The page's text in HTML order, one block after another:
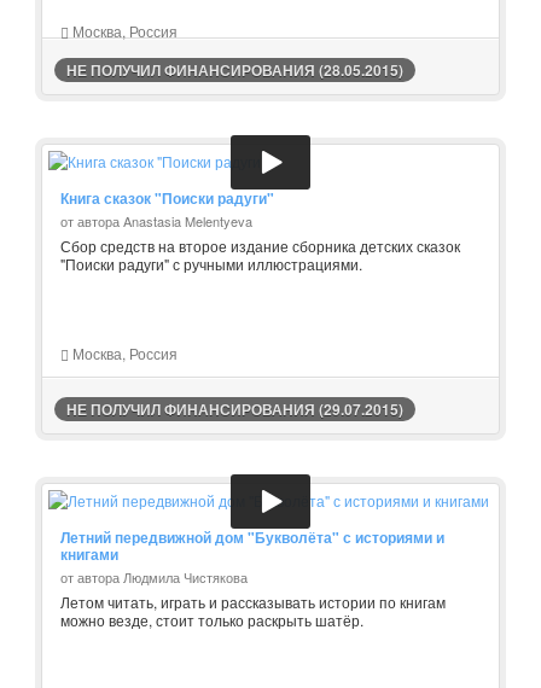
Москва, Россия
НЕ ПОЛУЧИЛ ФИНАНСИРОВАНИЯ (28.05.2015)
Книга сказок "Поиски радуги"
от автора Anastasia Melentyeva
Сбор средств на второе издание сборника детских сказок
"Поиски радуги" с ручными иллюстрациями.
Москва, Россия
НЕ ПОЛУЧИЛ ФИНАНСИРОВАНИЯ (29.07.2015)
Летний передвижной дом "Букволёта" с историями и
книгами
от автора Людмила Чистякова
Летом читать, играть и рассказывать истории по книгам
можно везде, стоит только раскрыть шатёр.